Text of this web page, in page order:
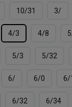
10/31 3/
4/3 4/8
5/3 5/32
6/ 6/0 6/
6/32 6/34